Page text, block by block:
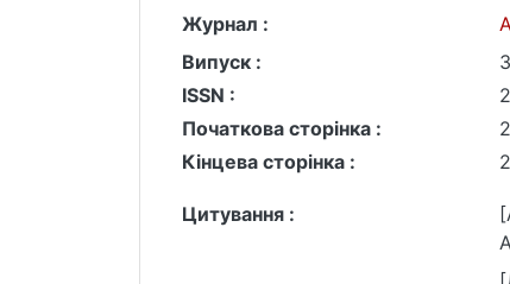
Журнал :
Випуск :
ISSN :
Початкова сторінка :
Кінцева сторінка :
Цитування :